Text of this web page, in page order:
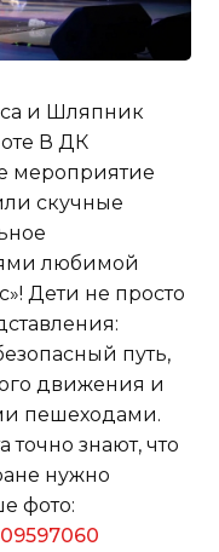
и Шляпник
В ДК
мероприятие
скучные
любимой
Дети не просто
путь,
движения и
пешеходами.
точно знают, что
нужно
фото: